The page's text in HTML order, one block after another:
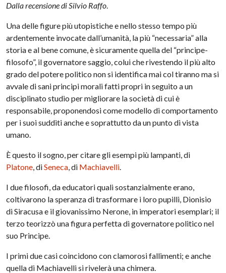
Dalla recensione di Silvio Raffo.
Una delle figure più utopistiche e nello stesso tempo più
ardentemente invocate dall’umanità, la più “necessaria” alla
storia e al bene comune, è sicuramente quella del “principe-
filosofo”, il governatore saggio, colui che rivestendo il più alto
grado del potere politico non si identifica mai col tiranno ma si
avvale di sani principi morali fatti propri in seguito a un
disciplinato studio per migliorare la società di cui è
responsabile, proponendosi come modello di comportamento
per i suoi sudditi anche e soprattutto da un punto di vista
umano.
È questo il sogno, per citare gli esempi più lampanti, di
Platone, diSeneca, di Machiavelli.
I due filosofi, da educatori quali sostanzialmente erano,
coltivarono la speranza di trasformare i loro pupilli, Dionisio
di Siracusa e il giovanissimo Nerone, in imperatori esemplari; il
terzo teorizzò una figura perfetta di governatore politico nel
suo Principe.
I primi due casi coincidono con clamorosi fallimenti; e anche
quella di Machiavelli si rivelerà una chimera.